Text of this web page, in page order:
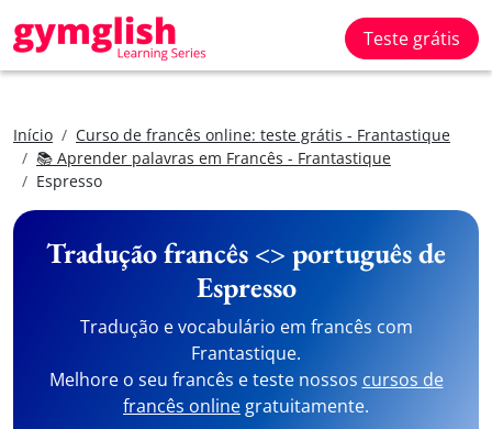
Teste grátis
Início
Curso de francês online: teste grátis - Frantastique
📚 Aprender palavras em Francês - Frantastique
Espresso
Tradução francês <> português de
Espresso
Tradução e vocabulário em francês com
Frantastique.
Melhore o seu francês e teste nossos cursos de
francês online gratuitamente.